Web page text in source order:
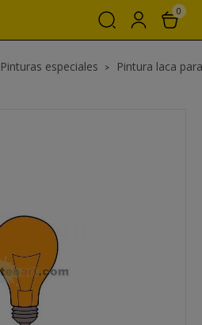
0
Pinturas especiales Pintura laca